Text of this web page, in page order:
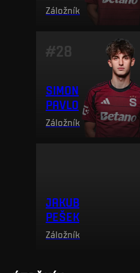
Záložník
#28
SIMON
PAVLO
Záložník
JAKUB
PEŠEK
Záložník